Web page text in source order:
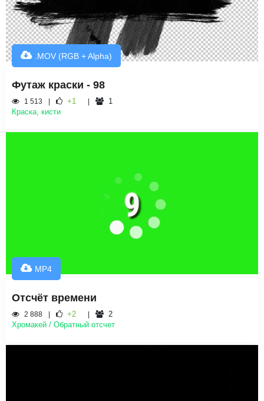
.MOV (RGB + Alpha)
Футаж краски - 98
1 513 +1
1
Краска, кисти
MP4
Отсчёт времени
2 888 +2
2
Хромакей / Обратный отсчет